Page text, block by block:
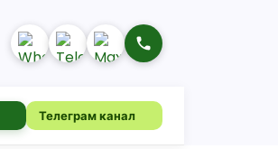
Телеграм канал